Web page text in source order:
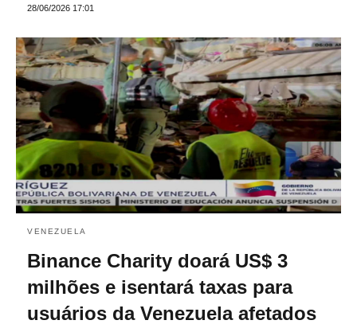
28/06/2026 17:01
VENEZUELA
Binance Charity doará US$ 3
milhões e isentará taxas para
usuários da Venezuela afetados